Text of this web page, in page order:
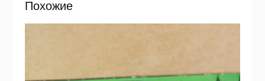
Похожие